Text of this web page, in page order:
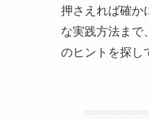
押さえれば確か
な実践方法まで
のヒントを探し